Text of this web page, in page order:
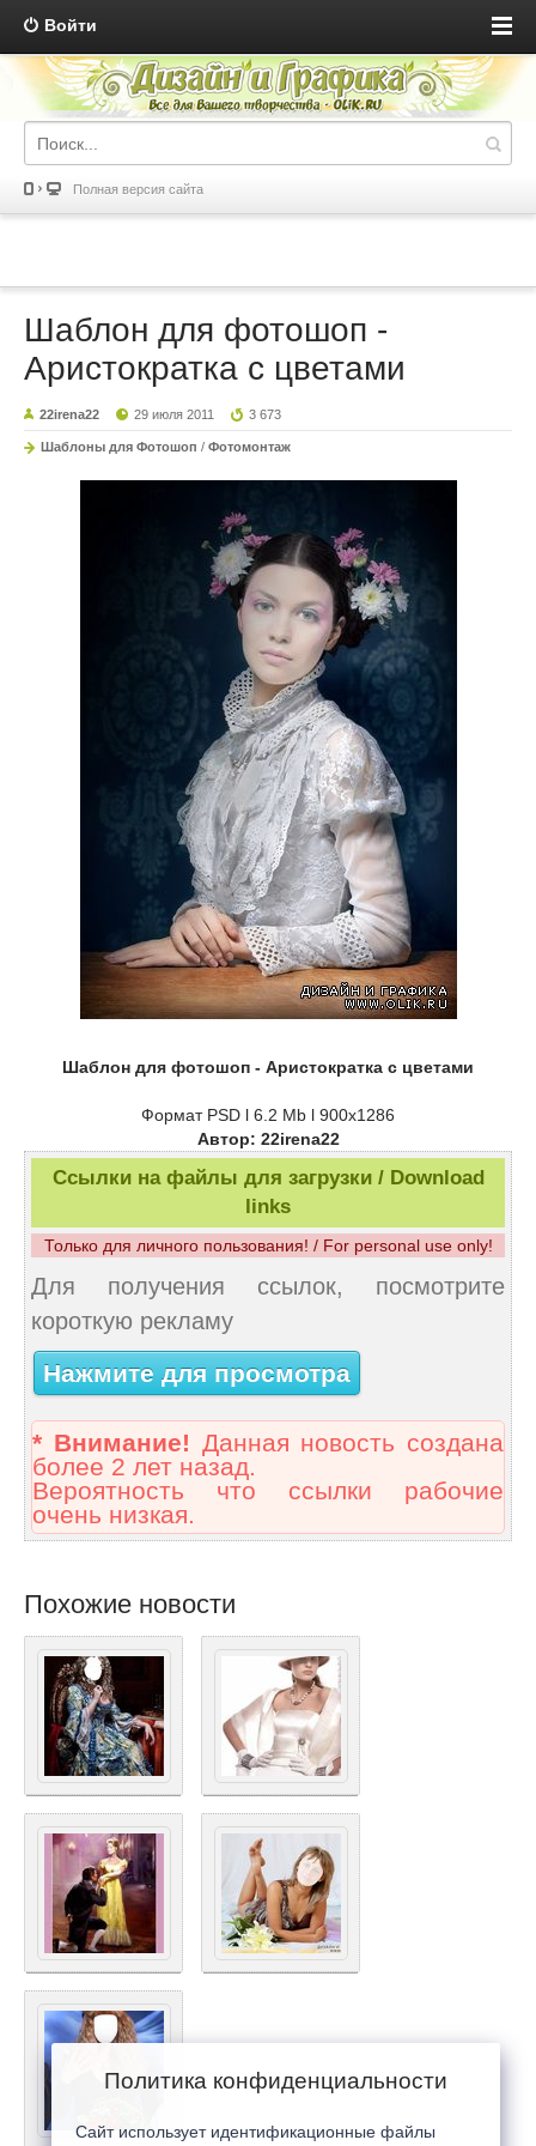
Войти
Полная версия сайта
Шаблон для фотошоп -
Аристократка с цветами
22irena22 29 июля 2011 3 673
Шаблоны для Фотошоп / Фотомонтаж
Шаблон для фотошоп - Аристократка с цветами
Формат PSD l 6.2 Mb l 900x1286
Автор: 22irena22
Ссылки на файлы для загрузки / Download
links
Только для личного пользования! / For personal use only!
Для получения ссылок, посмотрите
короткую рекламу
Нажмите для просмотра
* Внимание! Данная новость создана
более 2 лет назад.
Вероятность что ссылки рабочие
очень низкая.
Похожие новости
Политика конфиденциальности
Сайт использует идентификационные файлы